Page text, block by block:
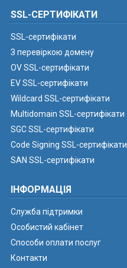
SSL-СЕРТИФІКАТИ
SSL-сертифікати
З перевіркою домену
OV SSL-сертифікати
EV SSL-сертифікати
Wildcard SSL-сертифікати
Multidomain SSL-сертифікати
SGC SSL-сертифікати
Code Signing SSL-сертифікати
SAN SSL-сертифікати
ІНФОРМАЦІЯ
Служба підтримки
Особистий кабінет
Способи оплати послуг
Контакти